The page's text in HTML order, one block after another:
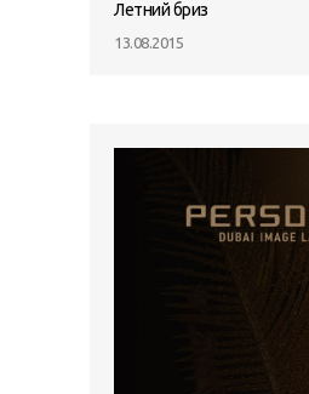
Летний бриз
13.08.2015